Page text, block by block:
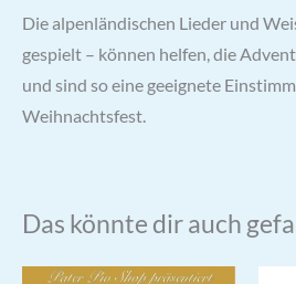
Die alpenländischen Lieder und
gespielt – können helfen, die
und sind so eine geeignete
Weihnachtsfest.
Das könnte dir auch